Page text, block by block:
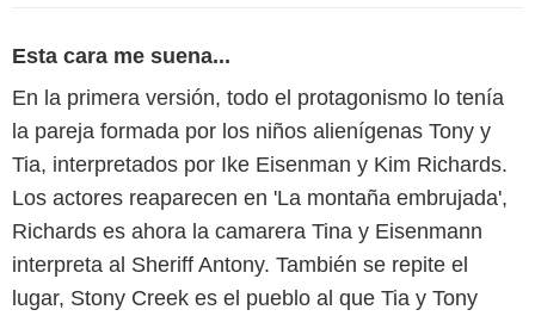
Esta cara me suena...
En la primera versión, todo el protagonismo lo tenía
la pareja formada por los niños alienígenas Tony y
Tia, interpretados por Ike Eisenman y Kim Richards.
Los actores reaparecen en 'La montaña embrujada',
Richards es ahora la camarera Tina y Eisenmann
interpreta al Sheriff Antony. También se repite el
lugar, Stony Creek es el pueblo al que Tia y Tony